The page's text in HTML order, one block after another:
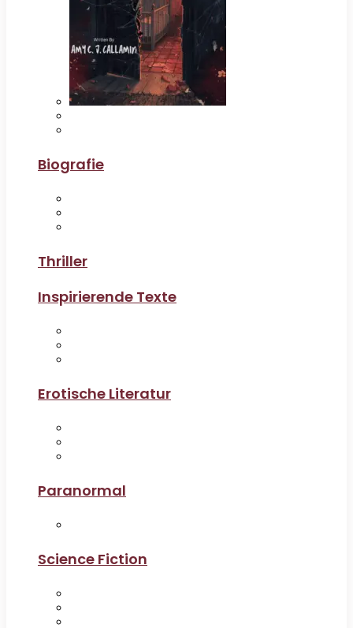
Biografie
Thriller
Inspirierende Texte
Erotische Literatur
Paranormal
Science Fiction